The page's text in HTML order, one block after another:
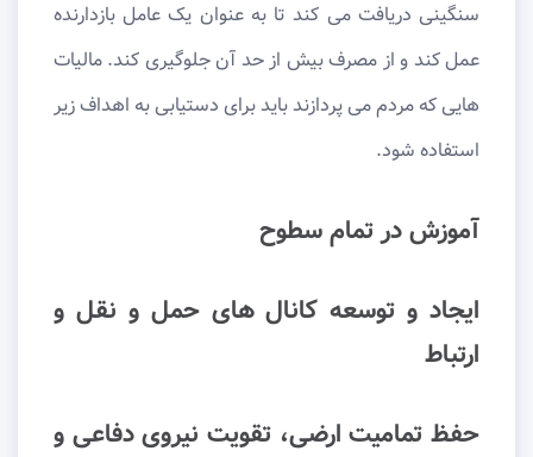
سنگینی دریافت می کند تا به عنوان یک عامل بازدارنده
عمل کند و از مصرف بیش از حد آن جلوگیری کند. مالیات
هایی که مردم می پردازند باید برای دستیابی به اهداف زیر
استفاده شود.
آموزش در تمام سطوح
ایجاد و توسعه کانال های حمل و نقل و
ارتباط
حفظ تمامیت ارضی، تقویت نیروی دفاعی و